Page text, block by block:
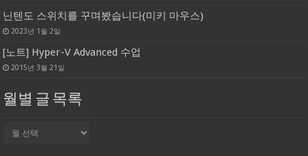
닌텐도 스위치를 꾸며봤습니다(미키 마우스)
2023년 1월 2일
[노트] Hyper-V Advanced 수업
2015년 3월 21일
월별 글 목록